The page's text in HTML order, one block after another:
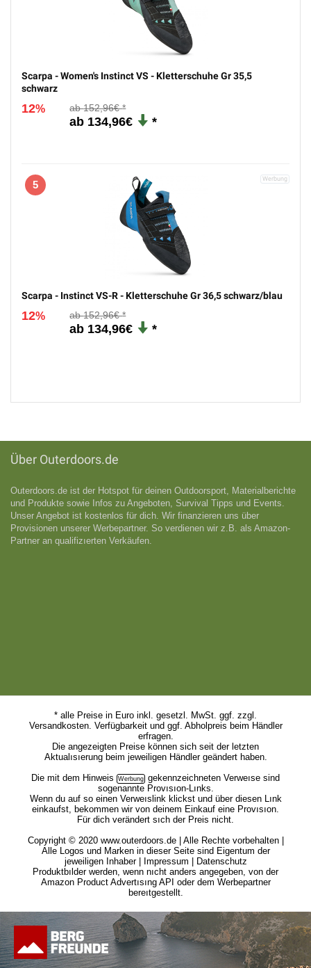
Scarpa - Women's Instinct VS - Kletterschuhe Gr 35,5
schwarz
12% 152,96€
134,96€
5
Scarpa - Instinct VS-R - Kletterschuhe Gr 36,5 schwarz/blau
12% 152,96€
134,96€
Über Outerdoors.de
Outerdoors.de ist der Hotspot für deinen Outdoorsport, Materialberichte
und Produkte sowie Infos zu Angeboten, Survival Tipps und Events.
Unser Angebot ist kostenlos für dich. Wir finanzieren uns über
Provisionen unserer Werbepartner. So verdienen wir z.B. als Amazon-
Partner an qualifizıerten Verkäufen.
* alle Preise in Euro inkl. gesetzl. MwSt. ggf. zzgl.
Versandkosten. Verfügbarkeit und ggf. Abholpreis beim Händler
erfragen.
Die angezeigten Preise können sich seit der letzten
Aktualısıerung beim jeweiligen Händler geändert haben.
Die mit dem Hinweis
gekennzeichneten Verweıse sind
sogenannte Provısıon-Lınks.
Wenn du auf so einen Verweıslink klickst und über diesen Lınk
einkaufst, bekommen wir von deinem Einkauf eine Provısıon.
Für dich verändert sıch der Preis nicht.
Copyright © 2020 www.outerdoors.de | Alle Rechte vorbehalten |
Alle Logos und Marken in dieser Seite sind Eigentum der
jeweiligen Inhaber |
Impressum
Datenschutz
Produktbılder werden, wenn nıcht anders angegeben, von der
Amazon Product Advertısıng API oder dem Werbepartner
bereıtgestellt.